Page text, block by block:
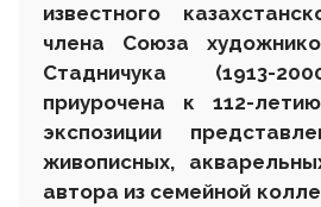
известного
члена Союза
Стадничука (1913-
приурочена к 112-
экспозиции
живописных,
автора из семейной